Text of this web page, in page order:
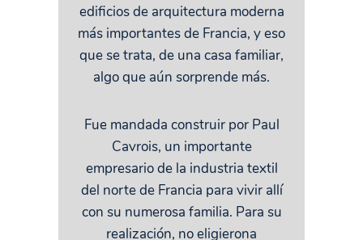
edificios de arquitectura moderna
más importantes de Francia, y eso
que se trata, de una casa familiar,
algo que aún sorprende más.
Fue mandada construir por Paul
Cavrois, un importante
empresario de la industria textil
del norte de Francia para vivir allí
con su numerosa familia. Para su
realización, no eligierona